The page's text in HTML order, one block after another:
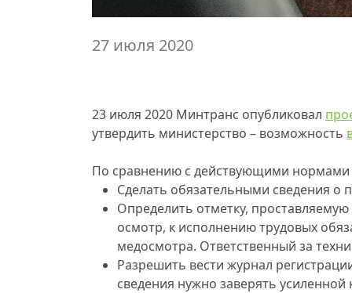
27 июля 2020
23 июля 2020 Минтранс опубликовал
утвердить министерство – возможность
По сравнению с действующими нормами
Сделать обязательными сведения
Определить отметку,
осмотр, к исполнению трудовых
медосмотра. Ответственный за
Разрешить вести журнал
сведения нужно заверять